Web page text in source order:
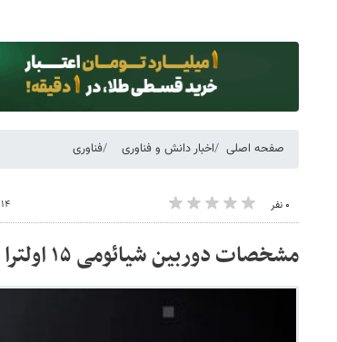
صفحه اصلی اخبار دانش و فناوری فناوری
۰ نفر ۱۴ آبان ۱۴۰۳ - ۱۸:۱۰
مشخصات دوربین شیائومی ۱۵ اولترا فاش شد